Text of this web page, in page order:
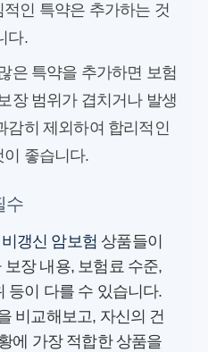
인 특약은 추가하는 것
다.
은 특약을 추가하면 보험
장 범위가 겹치거나 발생
감히 제외하여 합리적인
좋습니다.
수
비갱신 암보험 상품들이
장 내용, 보험료 수준,
등이 다를 수 있습니다.
비교해보고, 자신의 건
에 가장 적합한 상품을